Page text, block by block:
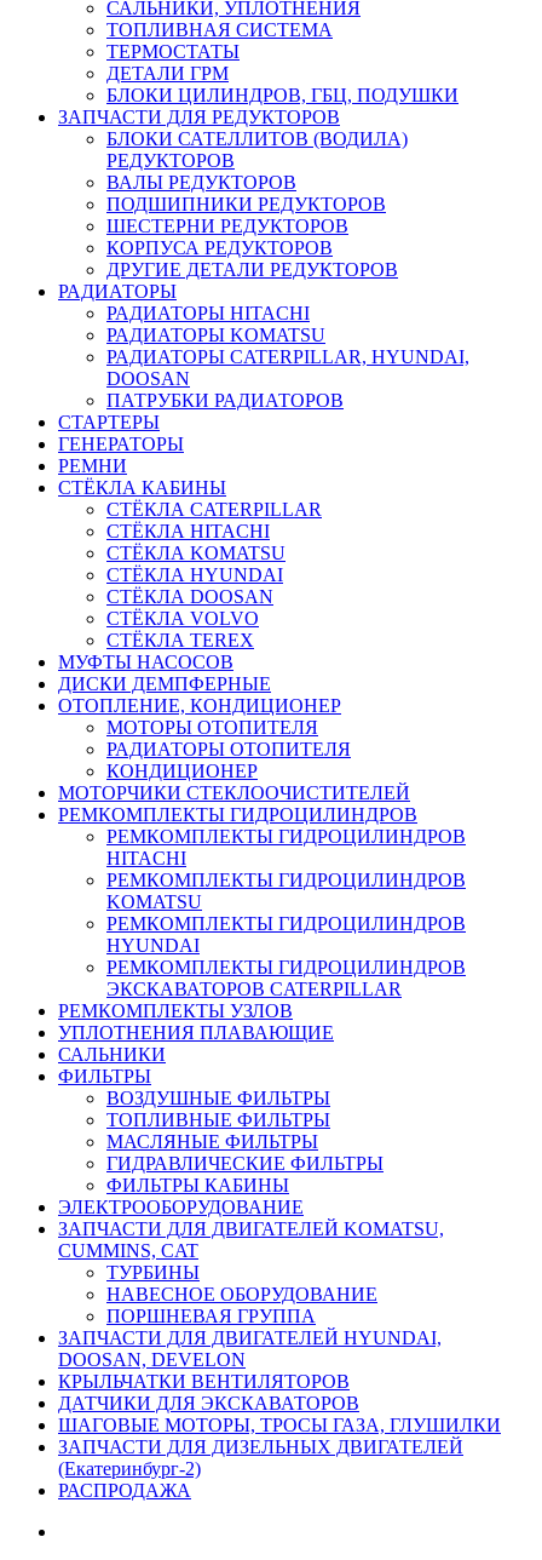
САЛЬНИКИ, УПЛОТНЕНИЯ
ТОПЛИВНАЯ СИСТЕМА
ТЕРМОСТАТЫ
ДЕТАЛИ ГРМ
БЛОКИ ЦИЛИНДРОВ, ГБЦ, ПОДУШКИ
ЗАПЧАСТИ ДЛЯ РЕДУКТОРОВ
БЛОКИ САТЕЛЛИТОВ (ВОДИЛА)
РЕДУКТОРОВ
ВАЛЫ РЕДУКТОРОВ
ПОДШИПНИКИ РЕДУКТОРОВ
ШЕСТЕРНИ РЕДУКТОРОВ
КОРПУСА РЕДУКТОРОВ
ДРУГИЕ ДЕТАЛИ РЕДУКТОРОВ
РАДИАТОРЫ
РАДИАТОРЫ HITACHI
РАДИАТОРЫ KOMATSU
РАДИАТОРЫ CATERPILLAR, HYUNDAI,
DOOSAN
ПАТРУБКИ РАДИАТОРОВ
СТАРТЕРЫ
ГЕНЕРАТОРЫ
РЕМНИ
СТЁКЛА КАБИНЫ
СТЁКЛА CATERPILLAR
СТЁКЛА HITACHI
СТЁКЛА KOMATSU
СТЁКЛА HYUNDAI
СТЁКЛА DOOSAN
СТЁКЛА VOLVO
СТЁКЛА TEREX
МУФТЫ НАСОСОВ
ДИСКИ ДЕМПФЕРНЫЕ
ОТОПЛЕНИЕ, КОНДИЦИОНЕР
МОТОРЫ ОТОПИТЕЛЯ
РАДИАТОРЫ ОТОПИТЕЛЯ
КОНДИЦИОНЕР
МОТОРЧИКИ СТЕКЛООЧИСТИТЕЛЕЙ
РЕМКОМПЛЕКТЫ ГИДРОЦИЛИНДРОВ
РЕМКОМПЛЕКТЫ ГИДРОЦИЛИНДРОВ
HITACHI
РЕМКОМПЛЕКТЫ ГИДРОЦИЛИНДРОВ
KOMATSU
РЕМКОМПЛЕКТЫ ГИДРОЦИЛИНДРОВ
HYUNDAI
РЕМКОМПЛЕКТЫ ГИДРОЦИЛИНДРОВ
ЭКСКАВАТОРОВ CATERPILLAR
РЕМКОМПЛЕКТЫ УЗЛОВ
УПЛОТНЕНИЯ ПЛАВАЮЩИЕ
САЛЬНИКИ
ФИЛЬТРЫ
ВОЗДУШНЫЕ ФИЛЬТРЫ
ТОПЛИВНЫЕ ФИЛЬТРЫ
МАСЛЯНЫЕ ФИЛЬТРЫ
ГИДРАВЛИЧЕСКИЕ ФИЛЬТРЫ
ФИЛЬТРЫ КАБИНЫ
ЭЛЕКТРООБОРУДОВАНИЕ
ЗАПЧАСТИ ДЛЯ ДВИГАТЕЛЕЙ KOMATSU,
CUMMINS, CAT
ТУРБИНЫ
НАВЕСНОЕ ОБОРУДОВАНИЕ
ПОРШНЕВАЯ ГРУППА
ЗАПЧАСТИ ДЛЯ ДВИГАТЕЛЕЙ HYUNDAI,
DOOSAN, DEVELON
КРЫЛЬЧАТКИ ВЕНТИЛЯТОРОВ
ДАТЧИКИ ДЛЯ ЭКСКАВАТОРОВ
ШАГОВЫЕ МОТОРЫ, ТРОСЫ ГАЗА, ГЛУШИЛКИ
ЗАПЧАСТИ ДЛЯ ДИЗЕЛЬНЫХ ДВИГАТЕЛЕЙ
(Екатеринбург-2)
РАСПРОДАЖА